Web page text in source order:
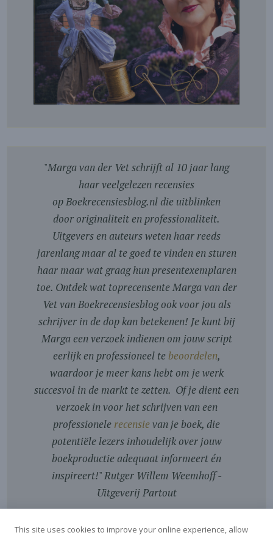
"Marga van der Vet schrijft al 10 jaar lang
haar veelgelezen recensies
op Boekrecensiesblog.nl die uitblinken
door originaliteit en professionaliteit.
Uitgevers en auteurs weten haar reeds
jarenlang maar al te goed te vinden en sturen
haar maar wat graag hun presentexemplaren
toe. Ontdek wat toprecensente Marga van der
Vet van Boekrecensiesblog ook voor jou als
schrijver in de dop kan betekenen! Je kunt bij
Marga een verzoek indienen om jouw script
eerlijk en professioneel te beoordelen,
waardoor je meer kans hebt om je werk
succesvol in de markt te zetten. Of je dient een
verzoek in voor het schrijven van een
professionele recensievan je boek, die
potentiële lezers inhoudelijk over jouw
boekproductie adequaat informeert én
inspireert!"Rutger Willem Weemhoff -
Uitgeverij Partout
This site uses cookies to improve your online experience, allow